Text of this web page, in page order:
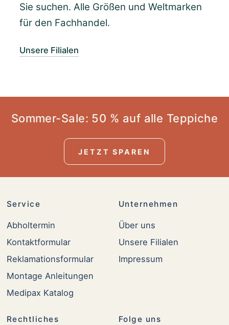
Sie suchen. Alle Größen und Weltmarken
für den Fachhandel.
Unsere Filialen
Sommer-Sale: 50 % auf alle Teppiche
JETZT SPAREN
Service
Abholtermin
Kontaktformular
Reklamationsformular
Montage Anleitungen
Medipax Katalog
Unternehmen
Über uns
Unsere Filialen
Impressum
Rechtliches Folge uns